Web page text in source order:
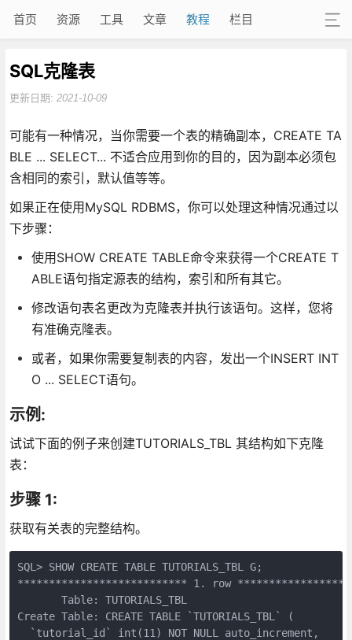
首页 资源 工具 文章 教程 栏目
SQL克隆表
更新日期: 2021-10-09
可能有一种情况，当你需要一个表的精确副本，CREATE TA
BLE ... SELECT... 不适合应用到你的目的，因为副本必须包
含相同的索引，默认值等等。
如果正在使用MySQL RDBMS，你可以处理这种情况通过以
下步骤：
使用SHOW CREATE TABLE命令来获得一个CREATE T
ABLE语句指定源表的结构，索引和所有其它。
修改语句表名更改为克隆表并执行该语句。这样，您将
有准确克隆表。
或者，如果你需要复制表的内容，发出一个INSERT INT
O ... SELECT语句。
示例:
试试下面的例子来创建TUTORIALS_TBL 其结构如下克隆
表：
步骤 1:
获取有关表的完整结构。
SQL> SHOW CREATE TABLE TUTORIALS_TBL G;
*************************** 1. row
       Table: TUTORIALS_TBL
Create Table: CREATE TABLE `TUTORIALS_TBL` (
  `tutorial_id` int(11) NOT NULL auto_increment,